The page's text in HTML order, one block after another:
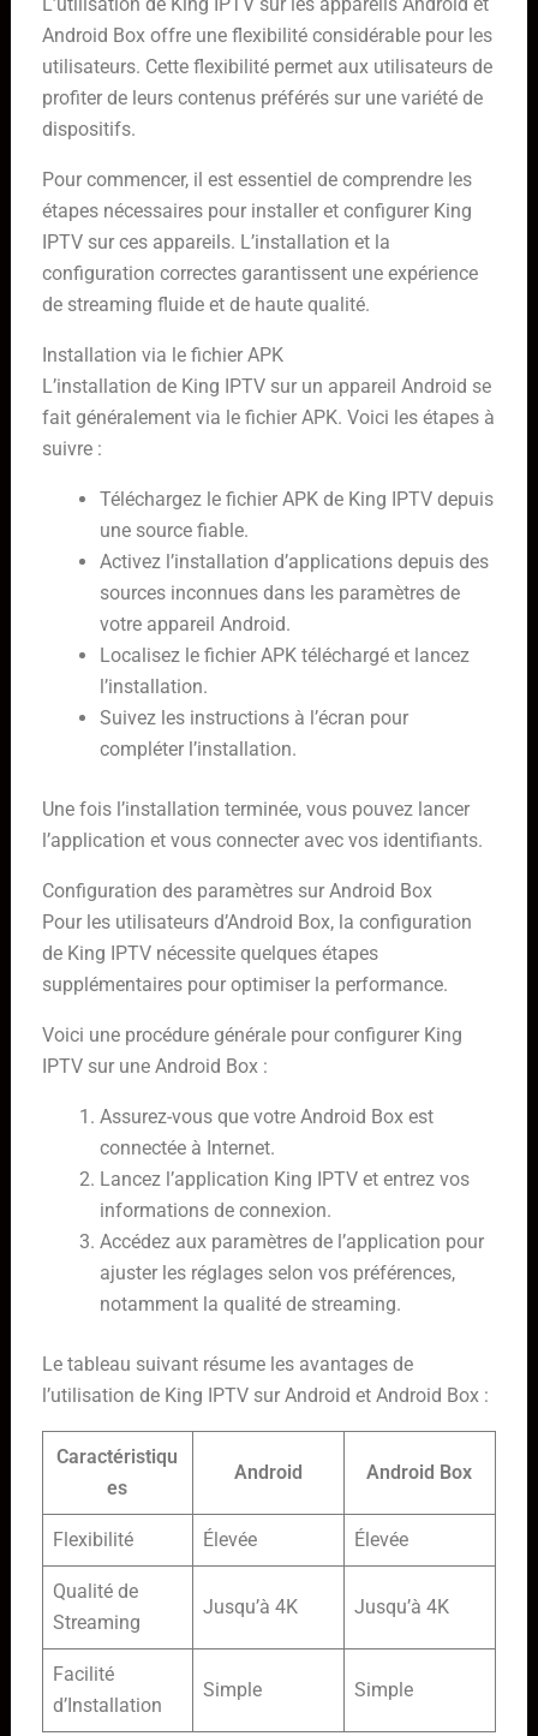
L’utilisation de King IPTV sur les appareils Android et
Android Box offre une flexibilité considérable pour les
utilisateurs. Cette flexibilité permet aux utilisateurs de
profiter de leurs contenus préférés sur une variété de
dispositifs.
Pour commencer, il est essentiel de comprendre les
étapes nécessaires pour installer et configurer King
IPTV sur ces appareils. L’installation et la
configuration correctes garantissent une expérience
de streaming fluide et de haute qualité.
Installation via le fichier APK
L’installation de King IPTV sur un appareil Android se
fait généralement via le fichier APK. Voici les étapes à
suivre :
Téléchargez le fichier APK de King IPTV depuis
une source fiable.
Activez l’installation d’applications depuis des
sources inconnues dans les paramètres de
votre appareil Android.
Localisez le fichier APK téléchargé et lancez
l’installation.
Suivez les instructions à l’écran pour
compléter l’installation.
Une fois l’installation terminée, vous pouvez lancer
l’application et vous connecter avec vos identifiants.
Configuration des paramètres sur Android Box
Pour les utilisateurs d’Android Box, la configuration
de King IPTV nécessite quelques étapes
supplémentaires pour optimiser la performance.
Voici une procédure générale pour configurer King
IPTV sur une Android Box :
Assurez-vous que votre Android Box est
connectée à Internet.
Lancez l’application King IPTV et entrez vos
informations de connexion.
Accédez aux paramètres de l’application pour
ajuster les réglages selon vos préférences,
notamment la qualité de streaming.
Le tableau suivant résume les avantages de
l’utilisation de King IPTV sur Android et Android Box :
Caractéristiqu
es
Android Android Box
Flexibilité Élevée Élevée
Qualité de
Streaming
Jusqu’à 4K Jusqu’à 4K
Facilité
d’Installation
Simple Simple